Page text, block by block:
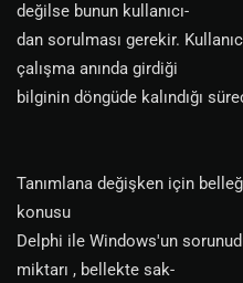
değilse bunun kullanıcı-
dan sorulması gerekir.
çalışma anında girdiği
bilginin döngüde kalındığı
Tanımlana değişken için
konusu
Delphi ile Windows'un
miktarı , bellekte sak-